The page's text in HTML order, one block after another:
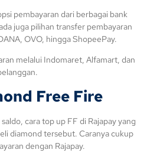
pembayaran dari berbagai bank
juga pilihan transfer pembayaran
OVO, hingga ShopeePay.
melalui Indomaret, Alfamart, dan
Free Fire
cara top up FF di Rajapay yang
diamond tersebut. Caranya cukup
dengan Rajapay.